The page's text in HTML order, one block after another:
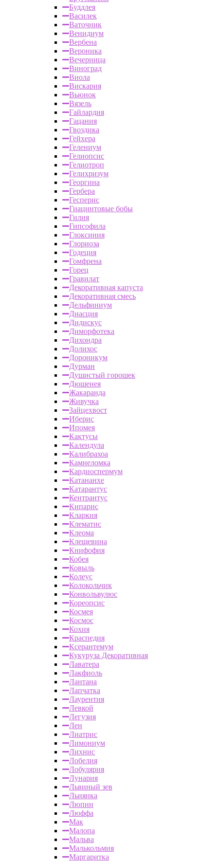
Буддлея
Василек
Ваточник
Венидиум
Вербена
Вероника
Вечерница
Виноград
Виола
Вискария
Вьюнок
Вязель
Гайлардия
Гацания
Гвоздика
Гейхера
Гелениум
Гелиопсис
Гелиотроп
Гелихризум
Георгина
Гербера
Гесперис
Гиацинтовые бобы
Гилия
Гипсофила
Глоксиния
Глориоза
Годеция
Гомфрена
Горец
Гравилат
Декоративная капуста
Декоративная смесь
Дельфиниум
Диасция
Дидискус
Диморфотека
Дихондра
Долихос
Дороникум
Дурман
Душистый горошек
Дюшенея
Жакаранда
Живучка
Зайцехвост
Иберис
Ипомея
Кактусы
Календула
Калибрахоа
Камнеломка
Кардиоспермум
Катананхе
Катарантус
Кентрантус
Кипарис
Кларкия
Клематис
Клеома
Клещевина
Книфофия
Кобея
Ковыль
Колеус
Колокольчик
Конвольвулюс
Кореопсис
Космея
Космос
Кохия
Краспедия
Ксерантемум
Кукуруза Декоративная
Лаватера
Лакфиоль
Лантана
Лапчатка
Лаурентия
Левкой
Легузия
Лен
Лиатрис
Лимониум
Лихнис
Лобелия
Лобулярия
Лунария
Львиный зев
Льнянка
Люпин
Люффа
Мак
Малопа
Мальва
Малькольмия
Маргаритка